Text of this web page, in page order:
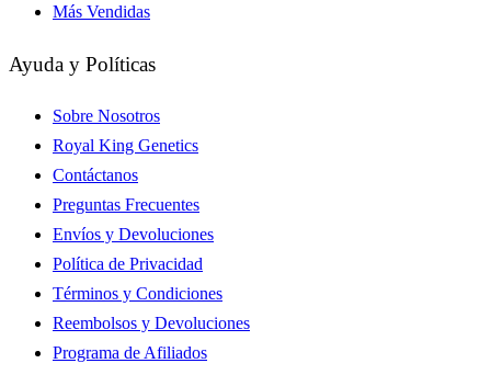
Más Vendidas
Ayuda y Políticas
Sobre Nosotros
Royal King Genetics
Contáctanos
Preguntas Frecuentes
Envíos y Devoluciones
Política de Privacidad
Términos y Condiciones
Reembolsos y Devoluciones
Programa de Afiliados